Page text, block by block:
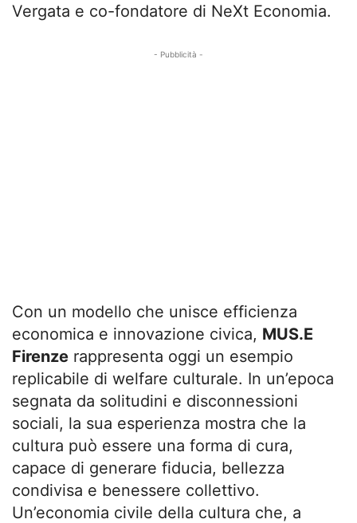
Vergata e co-fondatore di NeXt Economia.
- Pubblicità -
Con un modello che unisce efficienza
economica e innovazione civica, MUS.E
Firenze rappresenta oggi un esempio
replicabile di welfare culturale. In un’epoca
segnata da solitudini e disconnessioni
sociali, la sua esperienza mostra che la
cultura può essere una forma di cura,
capace di generare fiducia, bellezza
condivisa e benessere collettivo.
Un’economia civile della cultura che, a